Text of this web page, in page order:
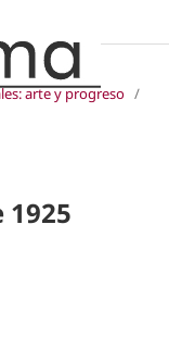
arte y progreso /
1925